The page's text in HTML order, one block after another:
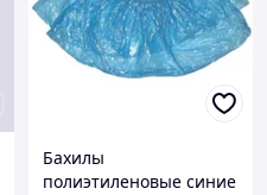
Бахилы
полиэтиленовые синие